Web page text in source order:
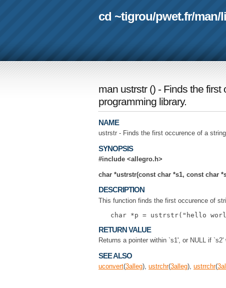
cd ~tigrou/pwet.fr/man/
man ustrstr() - Finds the first
programming library.
NAME
ustrstr - Finds the first occurence of a
SYNOPSIS
#include <allegro.h>
char *ustrstr(const char *s1, const char
DESCRIPTION
This function finds the first occurence of
RETURN VALUE
Returns a pointer within `s1', or NULL if `s2'
SEE ALSO
uconvert(3alleg), ustrchr(3alleg), ustrrchr(3